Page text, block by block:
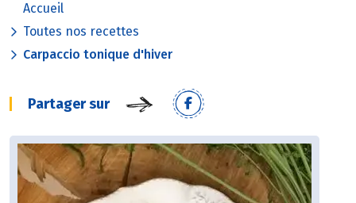
Accueil
Toutes nos recettes
Carpaccio tonique d'hiver
Partager sur